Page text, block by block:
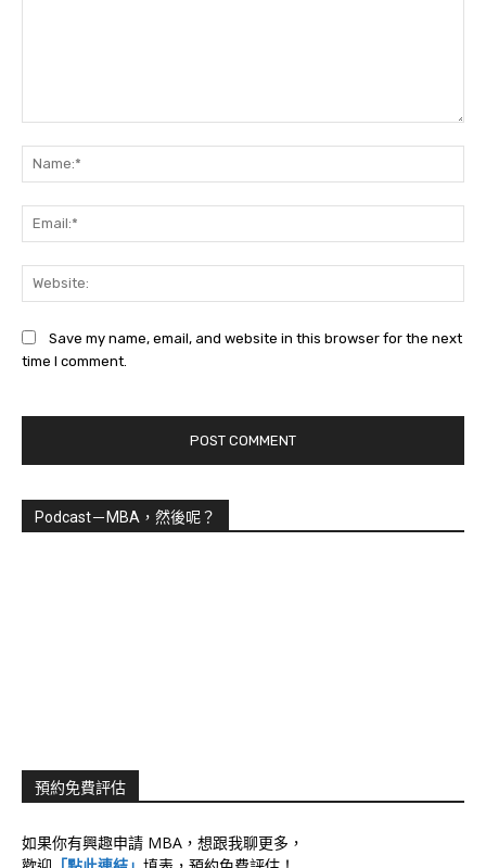
Save my name, email, and website in this browser for the next
time I comment.
Podcast－MBA，然後呢？
預約免費評估
如果你有興趣申請 MBA，想跟我聊更多，